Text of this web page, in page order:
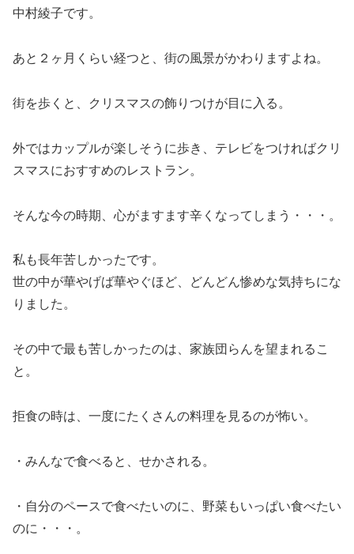
中村綾子です。
あと２ヶ月くらい経つと、街の風景がかわりますよね。
街を歩くと、クリスマスの飾りつけが目に入る。
外ではカップルが楽しそうに歩き、テレビをつければクリ
スマスにおすすめのレストラン。
そんな今の時期、心がますます辛くなってしまう・・・。
私も長年苦しかったです。
世の中が華やげば華やぐほど、どんどん惨めな気持ちにな
りました。
その中で最も苦しかったのは、家族団らんを望まれるこ
と。
拒食の時は、一度にたくさんの料理を見るのが怖い。
・みんなで食べると、せかされる。
・自分のペースで食べたいのに、野菜もいっぱい食べたい
のに・・・。